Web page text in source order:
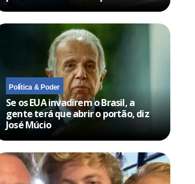
Política & Poder
Se os EUA invadirem o Brasil, a
gente terá que abrir o portão, diz
José Múcio